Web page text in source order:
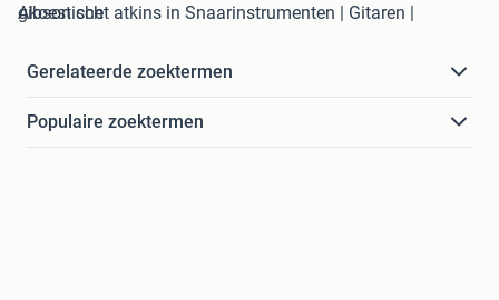
gibson chet atkins in Snaarinstrumenten | Gitaren | Akoestisch
Gerelateerde zoektermen
Populaire zoektermen